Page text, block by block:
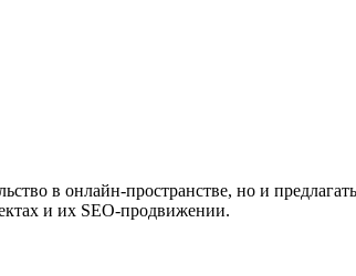
в онлайн-пространстве, но и
и их SEO-продвижении.